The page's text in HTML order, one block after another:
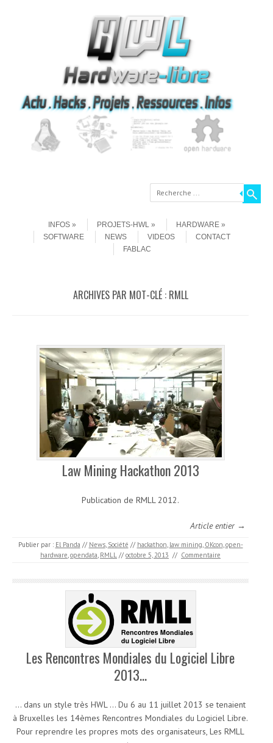
Recherche
INFOS
PROJETS-HWL
HARDWARE
SOFTWARE
NEWS VIDEOS
CONTACT
FABLAC
ARCHIVES PAR MOT-CLÉ : RMLL
Law Mining Hackathon 2013
Publication de RMLL 2012.
Article entier →
Publier par : El Panda // News, Société // hackathon, law mining, OKcon,open-
hardware,opendata, RMLL // octobre 5, 2013 // Commentaire
Les Rencontres Mondiales du Logiciel Libre
2013…
… dans un style très HWL … Du 6 au 11 juillet 2013 se tenaient
à Bruxelles les 14èmes Rencontres Mondiales du Logiciel Libre.
Pour reprendre les propres mots des organisateurs, Les RMLL